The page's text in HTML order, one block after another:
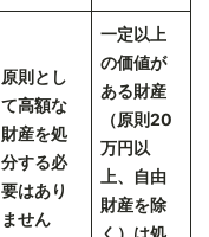
原則とし
て高額な
財産を処
分する必
要はあり
ません
一定以上
の価値が
ある財産
（原則20
万円以
上、自由
財産を除